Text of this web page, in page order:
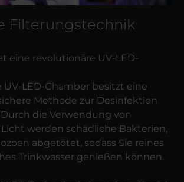
Filterungstechnik
eine revolutionäre UV-LED-
LED-Chamber besitzt eine
Methode zur Desinfektion
Durch die Verwendung von
werden schädliche Bakterien,
abgetötet, sodass Sie reines
Trinkwasser genießen können.